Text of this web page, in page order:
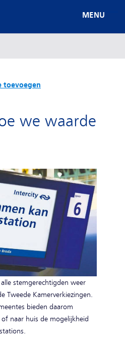
MENU
toevoegen
we waarde
stemgerechtigden weer
Tweede Kamerverkiezingen.
bieden daarom
naar huis de mogelijkheid